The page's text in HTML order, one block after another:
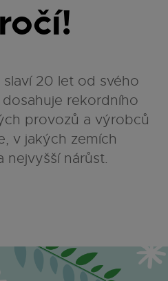
slaví 20 let od svého
rekordního
provozů a výrobců
v jakých zemích
nejvyšší nárůst.